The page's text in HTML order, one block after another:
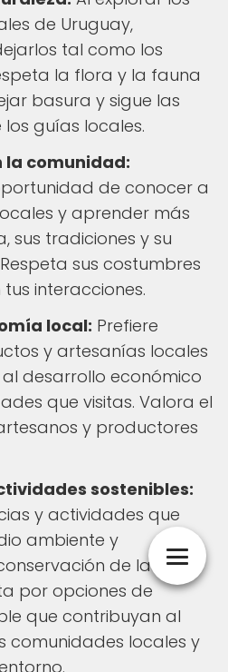
de Uruguay,
tal como los
la flora y la fauna
basura y sigue las
guías locales.
comunidad:
de conocer a
y aprender más
sus tradiciones y su
sus costumbres
interacciones.
local: Prefiere
y artesanías locales
desarrollo económico
que visitas. Valora el
y productores
sostenibles:
y actividades que
ambiente y
de la
por opciones de
que contribuyan al
comunidades locales y